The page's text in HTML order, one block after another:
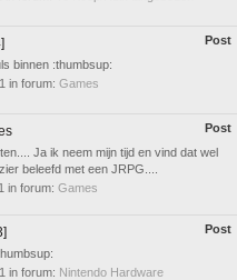
Post
binnen :thumbsup:
in forum: Games
Post
Ja ik neem mijn tijd en vind dat wel
beleefd met een JRPG....
in forum: Games
Post
in forum: Nintendo Hardware